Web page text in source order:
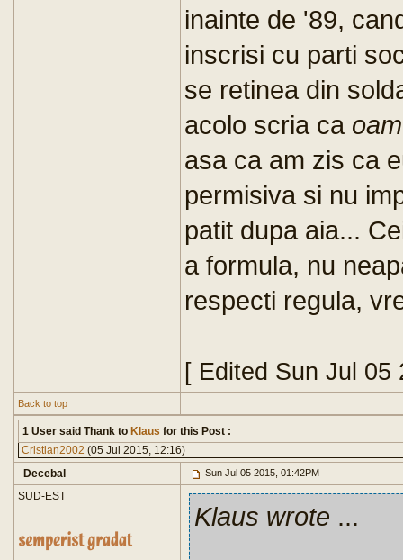
inainte de '89,
inscrisi cu parti
se retinea din
acolo scria ca
asa ca am zis ca
permisiva si nu
patit dupa aia...
a formula, nu
respecti regula,
[ Edited Sun Jul 05
Back to top
1 User said Thank to Klaus for this Post :
Cristian2002 (05 Jul 2015, 12:16)
Decebal
Sun Jul 05 2015, 01:42PM
SUD-EST
Klaus wrote ...